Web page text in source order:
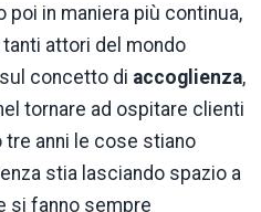
poi in maniera più continua,
attori del mondo
concetto di accoglienza,
tornare ad ospitare clienti
tre anni le cose stiano
stia lasciando spazio a
si fanno sempre